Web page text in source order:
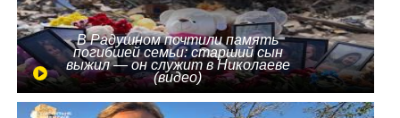
В Радушном почтили память
погибшей семьи: старший сын
выжил — он служит в Николаеве
(видео)